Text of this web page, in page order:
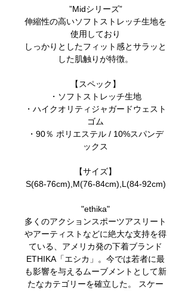
”Midシリーズ”
伸縮性の高いソフトストレッチ生地を
使用しており
しっかりとしたフィット感とサラッと
した肌触りが特徴。
【スペック】
・ソフトストレッチ生地
・ハイクオリティジャガードウェスト
ゴム
・90％ ポリエステル / 10%スパンデ
ックス
【サイズ】
S(68-76cm),M(76-84cm),L(84-92cm)
"ethika"
多くのアクションスポーツアスリート
やアーティストなどに絶大な支持を得
ている、アメリカ発の下着ブランド
ETHIKA「エシカ」。今では若者に最
も影響を与えるムーブメントとして新
たなカテゴリーを確立した。 スケー